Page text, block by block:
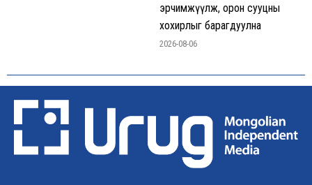
эрчимжүүлж, орон сууцны
хохирлыг барагдуулна
2026-08-06